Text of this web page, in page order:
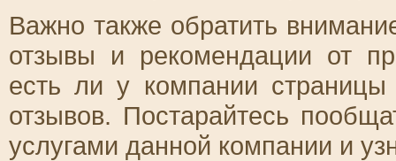
Важно также обратить
отзывы и рекомендации от
есть ли у компании
отзывов. Постарайтесь
услугами данной компании и